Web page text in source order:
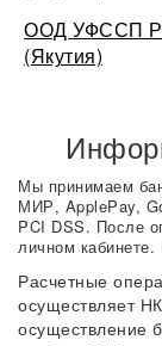
ООД УФССП
(Якутия)
Мы принимаем
МИР, ApplePay,
PCI DSS. После
личном
Расчетные
осуществляет
осуществление